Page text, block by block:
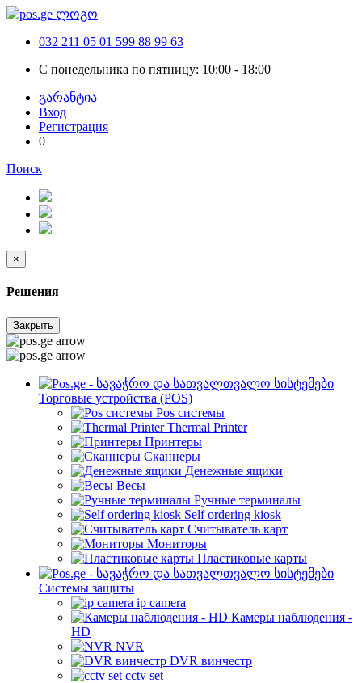
032 211 05 01 599 88 99 63
С понедельника по пятницу: 10:00 - 18:00
გარანტია
Вход
Регистрация
0
Поиск
×
Решения
Закрыть
Торговые устройства (POS)
Pos системы
Thermal Printer
Принтеры
Сканнеры
Денежные ящики
Весы
Ручные терминалы
Self ordering kiosk
Считыватель карт
Мониторы
Пластиковые карты
Cистемы защиты
ip camera
Камеры наблюдения -
HD
NVR
DVR винчестр
cctv set